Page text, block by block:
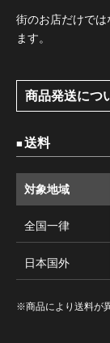
街のお店だけで
ます。
商品発送につ
送料
対象地域
全国一律
日本国外
※商品により送料が